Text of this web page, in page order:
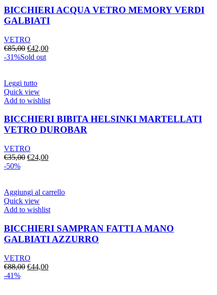
BICCHIERI ACQUA VETRO MEMORY VERDI
GALBIATI
VETRO
€85,00 Il
prezzo
€85,00.
€42,00Il
-31%Sold out
Leggi tutto
Quick view
Add to wishlist
BICCHIERI BIBITA HELSINKI MARTELLATI
VETRO DUROBAR
VETRO
€35,00 Il
€35,00.
€24,00Il
€24,00.
-50%
Aggiungi al carrello
Quick view
Add to wishlist
BICCHIERI SAMPRAN FATTI A MANO
GALBIATI AZZURRO
VETRO
€88,00 Il
€44,00Il
-41%